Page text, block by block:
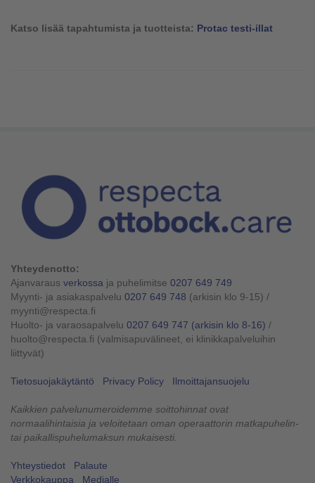
Katso lisää tapahtumista ja tuotteista: Protac testi-illat
Yhteydenotto:
Ajanvaraus verkossa ja puhelimitse 0207 649 749
Myynti- ja asiakaspalvelu 0207 649 748 (arkisin klo 9-15) /
myynti@respecta.fi
Huolto- ja varaosapalvelu 0207 649 747 (arkisin klo 8-16) /
huolto@respecta.fi (valmisapuvälineet, ei klinikkapalveluihin
liittyvät)
Tietosuojakäytäntö Privacy Policy Ilmoittajansuojelu
Kaikkien palvelunumeroidemme soittohinnat ovat
normaalihintaisia ja veloitetaan oman operaattorin matkapuhelin-
tai paikallispuhelumaksun mukaisesti.
Yhteystiedot
Palaute
Verkkokauppa
Medialle